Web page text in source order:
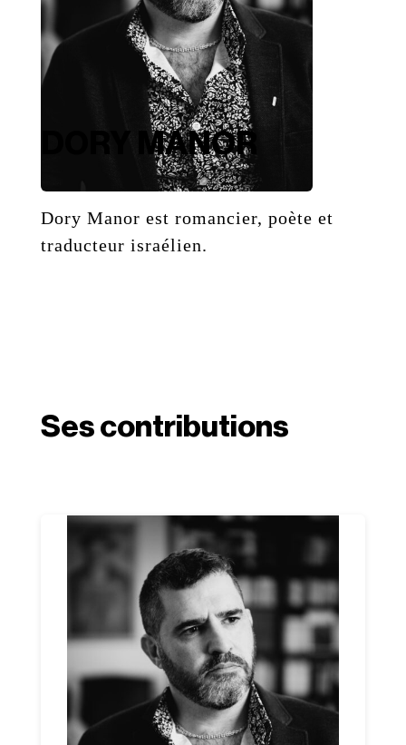
DORY MANOR
Dory Manor est romancier, poète et
traducteur israélien.
Ses contributions